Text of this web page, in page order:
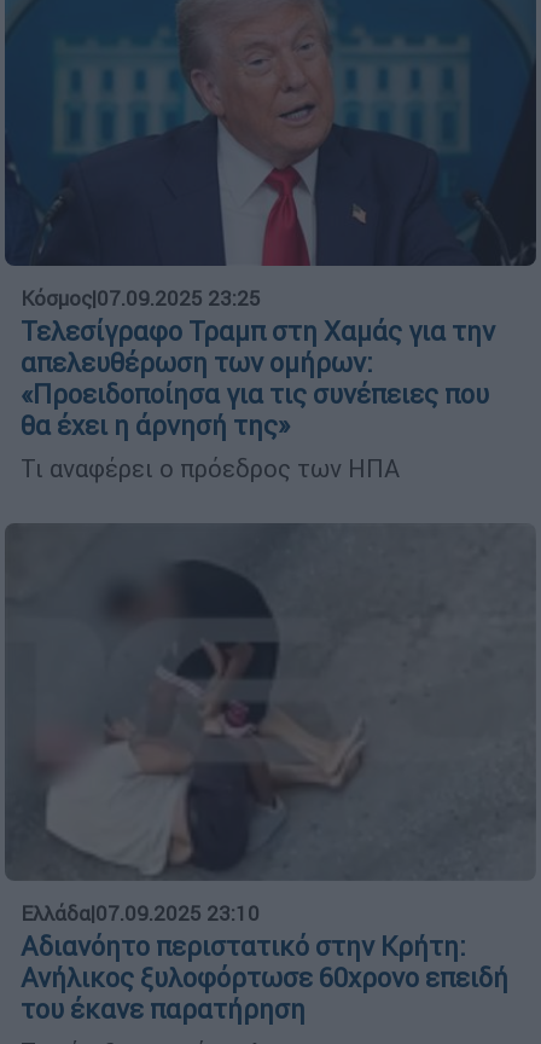
Κόσμος|07.09.2025 23:25
Τελεσίγραφο Τραμπ στη Χαμάς για την
απελευθέρωση των ομήρων:
«Προειδοποίησα για τις συνέπειες που
θα έχει η άρνησή της»
Τι αναφέρει ο πρόεδρος των ΗΠΑ
Ελλάδα|07.09.2025 23:10
Αδιανόητο περιστατικό στην Κρήτη:
Ανήλικος ξυλοφόρτωσε 60χρονο επειδή
του έκανε παρατήρηση